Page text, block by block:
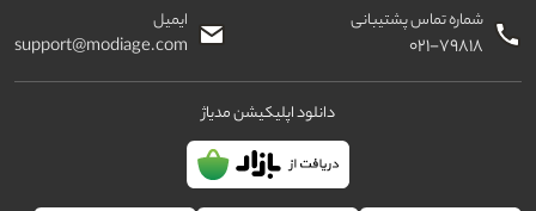
شماره تماس پشتیبانی
۰۲۱-۷۹۸۱۸
ایمیل
support@modiage.com
دانلود اپلیکیشن مدیاژ